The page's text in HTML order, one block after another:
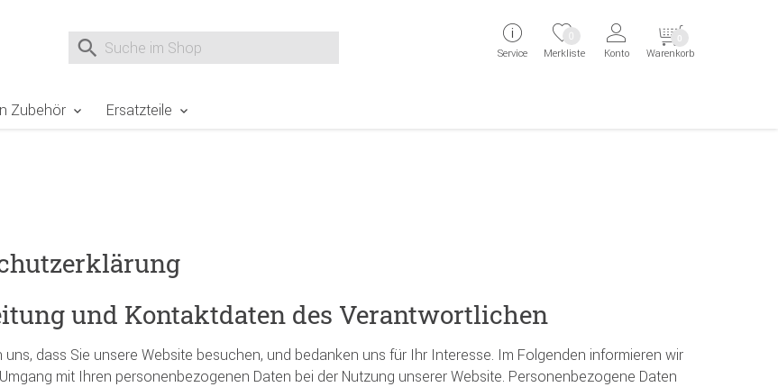
Suche nach
Service Merkliste
0
Konto Warenkorb
0
Zubehör Ersatzteile
und Kontaktdaten des Verantwortlichen
uns, dass Sie unsere Website besuchen, und bedanken uns für Ihr Interesse. Im Folgenden informieren wir
mit Ihren personenbezogenen Daten bei der Nutzung unserer Website. Personenbezogene Daten